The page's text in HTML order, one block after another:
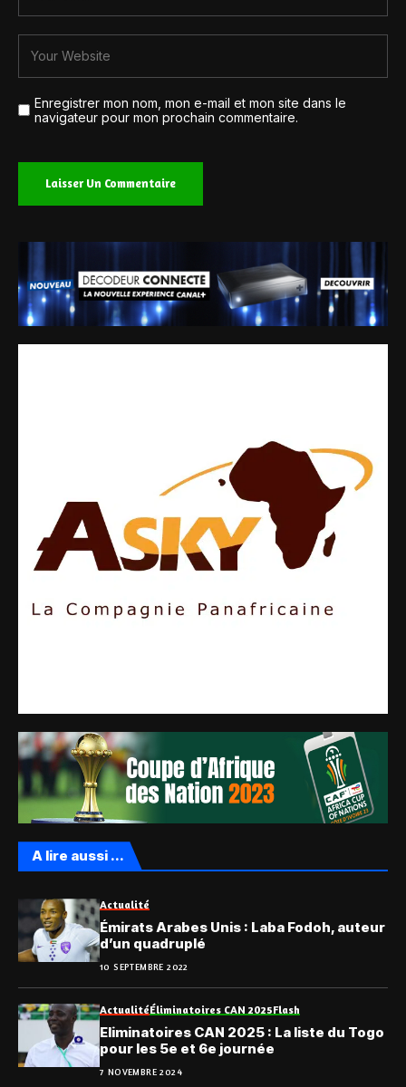
Enregistrer mon nom, mon e-mail et mon site dans le
navigateur pour mon prochain commentaire.
A lire aussi ...
Actualité
Émirats Arabes Unis : Laba Fodoh, auteur
d’un quadruplé
10 SEPTEMBRE 2022
ActualitéÉliminatoires CAN 2025Flash
Eliminatoires CAN 2025 : La liste du Togo
pour les 5e et 6e journée
7 NOVEMBRE 2024